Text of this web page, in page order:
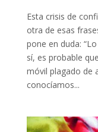
Esta crisis de
otra de esas
pone en duda:
sí, es probable
móvil plagado de
conocíamos...